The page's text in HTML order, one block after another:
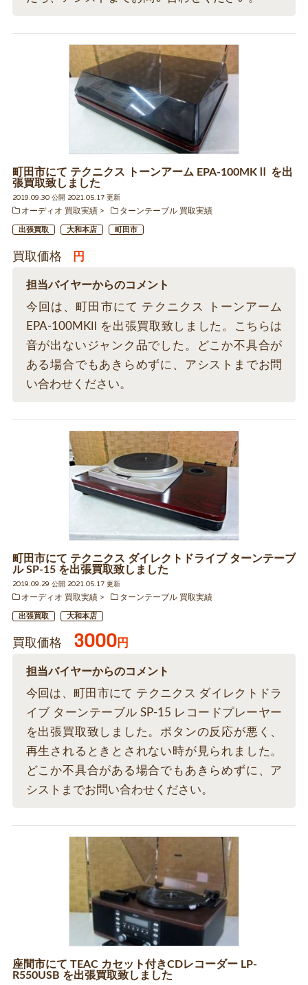
町田市にて テクニクス トーンアーム EPA-100MKⅡ を出
張買取致しました
2019.09.30 公開 2021.05.17 更新
オーディオ 買取実績
ターンテーブル 買取実績
出張買取 大和本店 町田市
買取価格 円
担当バイヤーからのコメント
今回は、町田市にて テクニクス トーンアーム
EPA-100MKⅡ を出張買取致しました。こちらは
音が出ないジャンク品でした。どこか不具合が
ある場合でもあきらめずに、アシストまでお問
い合わせください。
町田市にて テクニクス ダイレクトドライブ ターンテーブ
ル SP-15 を出張買取致しました
2019.09.29 公開 2021.05.17 更新
オーディオ 買取実績
ターンテーブル 買取実績
出張買取 大和本店
買取価格 3000円
担当バイヤーからのコメント
今回は、町田市にて テクニクス ダイレクトドラ
イブ ターンテーブル SP-15 レコードプレーヤー
を出張買取致しました。ボタンの反応が悪く、
再生されるときとされない時が見られました。
どこか不具合がある場合でもあきらめずに、ア
シストまでお問い合わせください。
座間市にて TEAC カセット付きCDレコーダー LP-
R550USB を出張買取致しました